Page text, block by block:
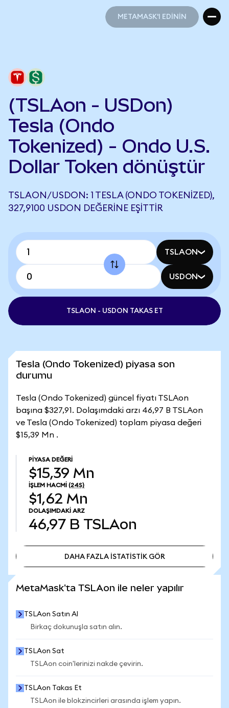
METAMASK'I EDİNİN
(TSLAon - USDon)
Tesla (Ondo
Tokenized) - Ondo U.S.
Dollar Token dönüştür
TSLAON/USDON: 1 TESLA (ONDO TOKENIZED),
327,9100 USDON DEĞERINE EŞITTIR
TSLAON
USDON
TSLAON - USDON TAKAS ET
Tesla (Ondo Tokenized) piyasa son
durumu
Tesla (Ondo Tokenized) güncel fiyatı TSLAon
başına $327,91. Dolaşımdaki arzı 46,97 B TSLAon
ve Tesla (Ondo Tokenized) toplam piyasa değeri
$15,39 Mn .
PIYASA DEĞERI
$15,39 Mn
İŞLEM HACMI (24S)
$1,62 Mn
DOLAŞIMDAKI ARZ
46,97 B TSLAon
DAHA FAZLA İSTATİSTİK GÖR
MetaMask'ta TSLAon ile neler yapılır
TSLAon Satın Al
Birkaç dokunuşla satın alın.
TSLAon Sat
TSLAon coin'lerinizi nakde çevirin.
TSLAon Takas Et
TSLAon ile blokzincirleri arasında işlem yapın.